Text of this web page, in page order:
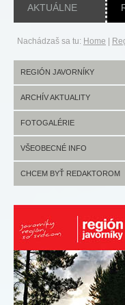
AKTUÁLNE
Nachádzaš sa tu: Home
REGIÓN JAVORNÍKY
ARCHÍV AKTUALITY
FOTOGALÉRIE
VŠEOBECNÉ INFO
CHCEM BYŤ REDAKTOROM